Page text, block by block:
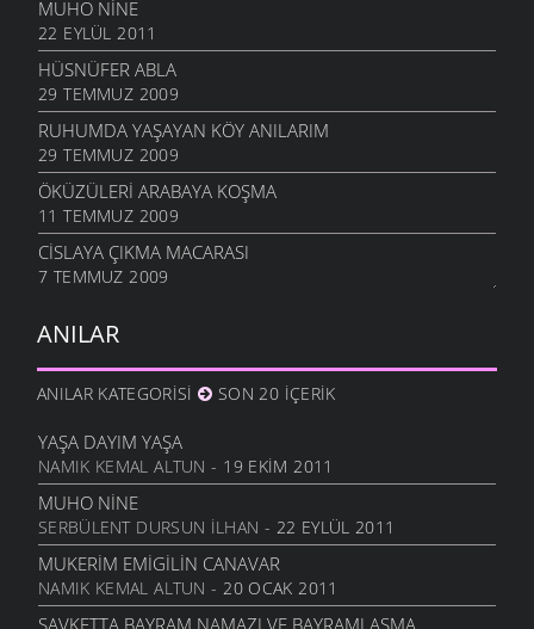
MUHO NINE
22 EYLÜL 2011
HÜSNÜFER ABLA
29 TEMMUZ 2009
RUHUMDA YAŞAYAN KÖY ANILARIM
29 TEMMUZ 2009
ÖKÜZÜLERI ARABAYA KOŞMA
11 TEMMUZ 2009
CISLAYA ÇIKMA MACARASI
7 TEMMUZ 2009
ANILAR
ANILAR KATEGORISI SON 20 İÇERIK
YAŞA DAYIM YAŞA
NAMIK KEMAL ALTUN - 19 EKIM 2011
MUHO NINE
SERBÜLENT DURSUN İLHAN - 22 EYLÜL 2011
MUKERIM EMIGILIN CANAVAR
NAMIK KEMAL ALTUN - 20 OCAK 2011